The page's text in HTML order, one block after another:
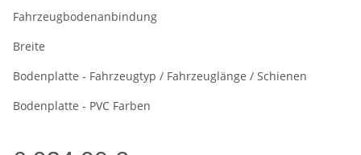
Fahrzeugbodenanbindung
Breite
Bodenplatte - Fahrzeugtyp / Fahrzeuglänge / Schienen
Bodenplatte - PVC Farben